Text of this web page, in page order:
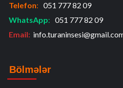
Telefon: 051 777 82 09
WhatsApp: 051 777 82 09
Email:
Bölmələr